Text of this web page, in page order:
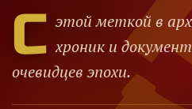
С этой меткой в
хроник и
очевидцев эпохи.